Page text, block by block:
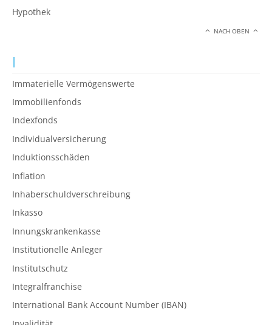
Hypothek
NACH OBEN
I
Immaterielle Vermögenswerte
Immobilienfonds
Indexfonds
Individualversicherung
Induktionsschäden
Inflation
Inhaberschuldverschreibung
Inkasso
Innungskrankenkasse
Institutionelle Anleger
Institutschutz
Integralfranchise
International Bank Account Number (IBAN)